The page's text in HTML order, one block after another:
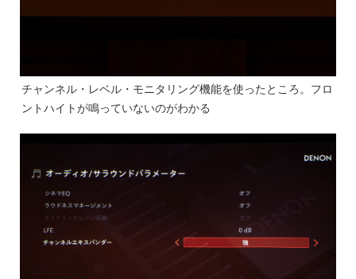
チャンネル・レベル・モニタリング機能を使ったところ。フロ
ントハイトが鳴っていないのがわかる